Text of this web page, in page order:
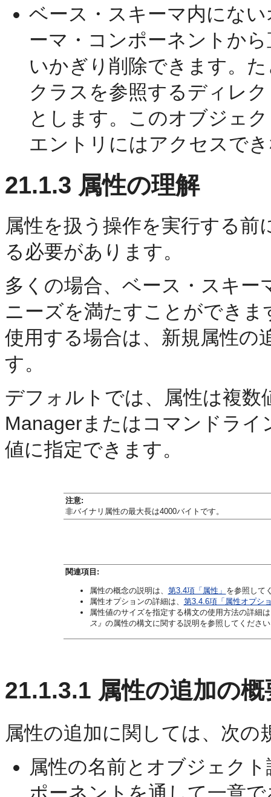
ベース・スキーマ内にな
ーマ・コンポーネントか
いかぎり削除できます。
クラスを参照するディレ
とします。このオブジェ
エントリにはアクセスで
21.1.3 属性の理解
属性を扱う操作を実行する
る必要があります。
多くの場合、ベース・スキー
ニーズを満たすことができ
使用する場合は、新規属性の
す。
デフォルトでは、属性は複数
Managerまたはコマンドラ
値に指定できます。
注意:
非バイナリ属性の最大長は4000バイトです。
関連項目:
属性の概念の説明は、 第3.4項「属性」 を参照して
属性オプションの詳細は、 第3.4.6項「属性オプシ
属性値のサイズを指定する構文の使用方法の詳細
ス』 の属性の構文に関する説明を参照してくださ
21.1.3.1 属性の追加の概
属性の追加に関しては、次の
属性の名前とオブジェク